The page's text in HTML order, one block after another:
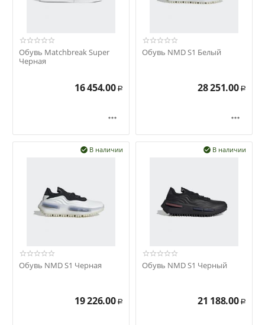
Обувь Matchbreak Super
Черная
16 454.00 Р

Обувь NMD S1 Белый
28 251.00 Р

В наличии

Обувь NMD S1 Черная
19 226.00 Р
В наличии

Обувь NMD S1 Черный
21 188.00 Р